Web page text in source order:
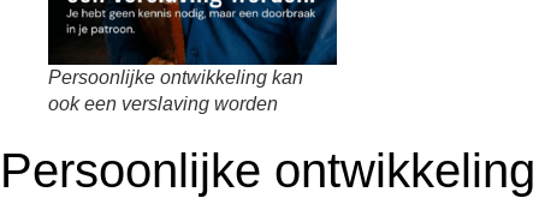
Persoonlijke ontwikkeling kan
ook een verslaving worden
Persoonlijke ontwikkeling